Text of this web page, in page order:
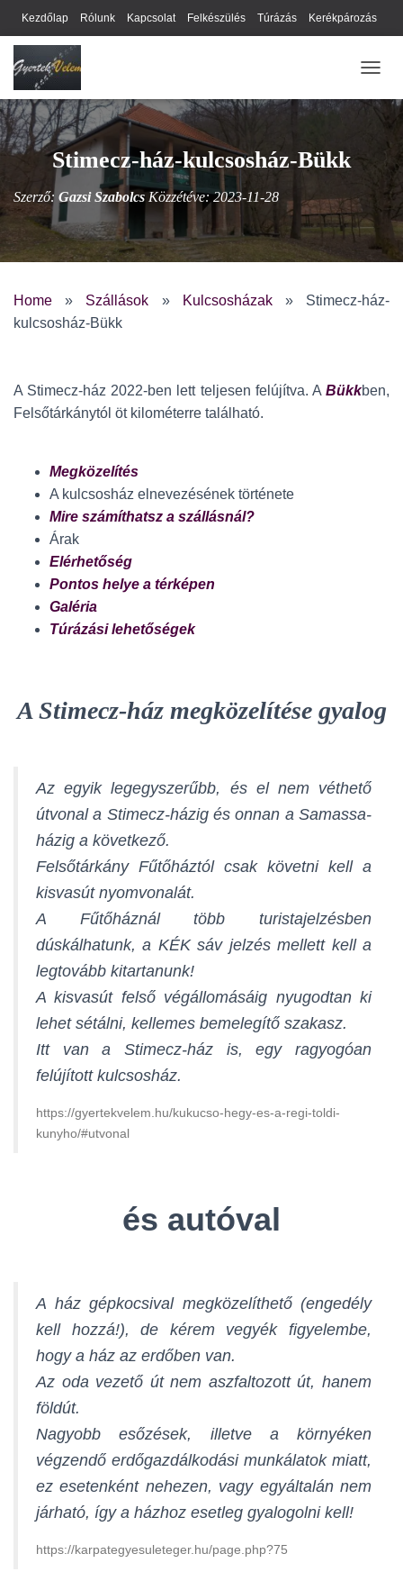
Kezdőlap Rólunk Kapcsolat Felkészülés Túrázás Kerékpározás
Webhely térkép
Stimecz-ház-kulcsosház-Bükk
Szerző: Gazsi SzabolcsKözzétéve:2023-11-28
Home » Szállások » Kulcsosházak »Stimecz-ház-
kulcsosház-Bükk
A Stimecz-ház 2022-ben lett teljesen felújítva. A Bükkben,
Felsőtárkánytól öt kilométerre található.
Megközelítés
A kulcsosház elnevezésének története
Mire számíthatsz a szállásnál?
Árak
Elérhetőség
Pontos helye a térképen
Galéria
Túrázási lehetőségek
A Stimecz-ház megközelítése gyalog
Az egyik legegyszerűbb, és el nem véthető
útvonal a Stimecz-házig és onnan a Samassa-
házig a következő.
Felsőtárkány Fűtőháztól csak követni kell a
kisvasút nyomvonalát.
A Fűtőháznál több turistajelzésben
dúskálhatunk, a KÉK sáv jelzés mellett kell a
legtovább kitartanunk!
A kisvasút felső végállomásáig nyugodtan ki
lehet sétálni, kellemes bemelegítő szakasz.
Itt van a Stimecz-ház is, egy ragyogóan
felújított kulcsosház.
https://gyertekvelem.hu/kukucso-hegy-es-a-regi-toldi-
kunyho/#utvonal
és autóval
A ház gépkocsival megközelíthető (engedély
kell hozzá!), de kérem vegyék figyelembe,
hogy a ház az erdőben van.
Az oda vezető út nem aszfaltozott út, hanem
földút.
Nagyobb esőzések, illetve a környéken
végzendő erdőgazdálkodási munkálatok miatt,
ez esetenként nehezen, vagy egyáltalán nem
járható, így a házhoz esetleg gyalogolni kell!
https://karpategyesuleteger.hu/page.php?75